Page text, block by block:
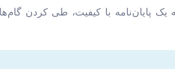
یک پایان‌نامه با کیفیت، طی کردن